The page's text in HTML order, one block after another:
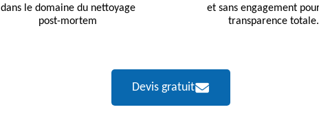
dans le domaine du nettoyage
post-mortem
et sans engagement
transparence totale.
Devis gratuit